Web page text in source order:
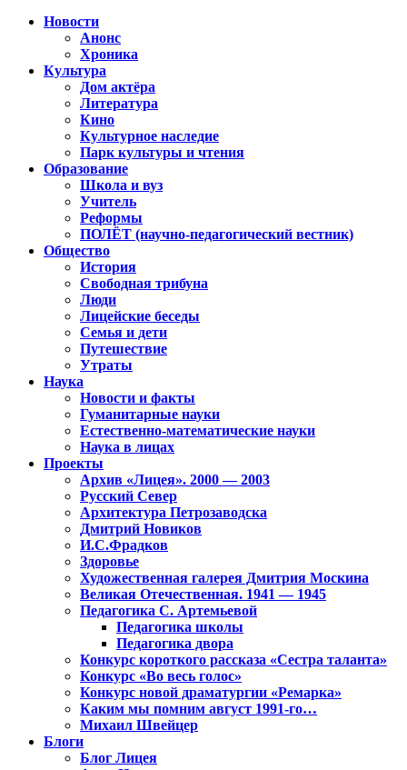
Новости
Анонс
Хроника
Культура
Дом актёра
Литература
Кино
Культурное наследие
Парк культуры и чтения
Образование
Школа и вуз
Учитель
Реформы
ПОЛЁТ (научно-педагогический вестник)
Общество
История
Свободная трибуна
Люди
Лицейские беседы
Семья и дети
Путешествие
Утраты
Наука
Новости и факты
Гуманитарные науки
Естественно-математические науки
Наука в лицах
Проекты
Архив «Лицея». 2000 — 2003
Русский Север
Архитектура Петрозаводска
Дмитрий Новиков
И.С.Фрадков
Здоровье
Художественная галерея Дмитрия Москина
Великая Отечественная. 1941 — 1945
Педагогика С. Артемьевой
Педагогика школы
Педагогика двора
Конкурс короткого рассказа «Сестра таланта»
Конкурс «Во весь голос»
Конкурс новой драматургии «Ремарка»
Каким мы помним август 1991-го…
Михаил Швейцер
Блоги
Блог Лицея